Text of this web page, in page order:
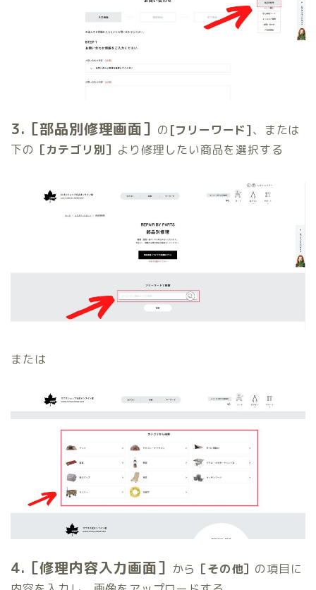
3.［部品別修理画面］ の [フリーワード]、または
下の ［カテゴリ別］ より修理したい商品を選択する
または
4.［修理内容入力画面］ から ［その他］ の項目に